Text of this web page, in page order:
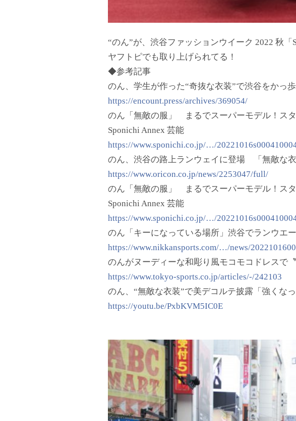
“のん”が、渋谷ファッションウイーク 2022 秋
ヤフトピでも取り上げられてる！
◆参考記事
のん、学生が作った“奇抜な衣装”で渋谷をかっ
https://encount.press/archives/369054/
のん「無敵の服」 まるでスーパーモデル！ス
Sponichi Annex 芸能
https://www.sponichi.co.jp/…/
のん、渋谷の路上ランウェイに登場 「無敵な衣
https://www.oricon.co.jp/news/2253047/full/
のん「無敵の服」 まるでスーパーモデル！ス
Sponichi Annex 芸能
https://www.sponichi.co.jp/…/
のん「キーになっている場所」渋谷でランウエ
https://www.nikkansports.com/…/news/
のんがヌーディーな和彫り風モコモコドレスで
https://www.tokyo-sports.co.jp/articles/-/242103
のん、“無敵な衣装”で美デコルテ披露「強くな
https://youtu.be/PxbKVM5IC0E